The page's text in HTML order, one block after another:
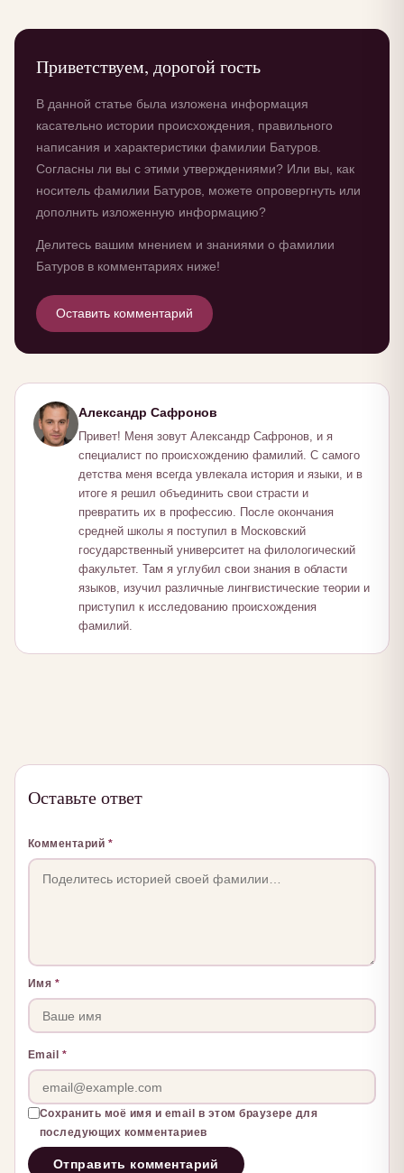
Приветствуем, дорогой гость
В данной статье была изложена информация
касательно истории происхождения, правильного
написания и характеристики фамилии Батуров.
Согласны ли вы с этими утверждениями? Или вы, как
носитель фамилии Батуров, можете опровергнуть или
дополнить изложенную информацию?
Делитесь вашим мнением и знаниями о фамилии
Батуров в комментариях ниже!
Оставить комментарий
Александр Сафронов
Привет! Меня зовут Александр Сафронов, и я
специалист по происхождению фамилий. С самого
детства меня всегда увлекала история и языки, и в
итоге я решил объединить свои страсти и
превратить их в профессию. После окончания
средней школы я поступил в Московский
государственный университет на филологический
факультет. Там я углубил свои знания в области
языков, изучил различные лингвистические теории и
приступил к исследованию происхождения
фамилий.
Оставьте ответ
Комментарий *
Имя *
Email *
Сохранить моё имя и email в этом браузере для
последующих комментариев